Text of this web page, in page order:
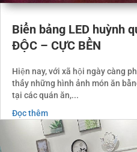
Biển bảng LED huỳnh
ĐỘC – CỰC BỀN
Hiện nay, với xã hội ngày càng
thấy những hình ảnh món ăn
tại các quán ăn,...
Đọc thêm